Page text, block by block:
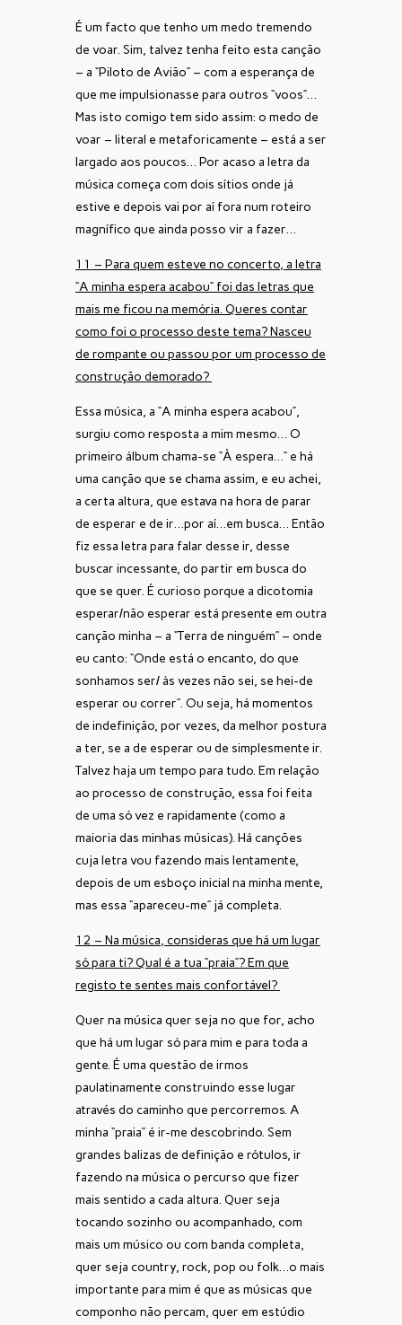
É um facto que tenho um medo tremendo
de voar. Sim, talvez tenha feito esta canção
– a “Piloto de Avião” – com a esperança de
que me impulsionasse para outros “voos”…
Mas isto comigo tem sido assim: o medo de
voar – literal e metaforicamente – está a ser
largado aos poucos… Por acaso a letra da
música começa com dois sítios onde já
estive e depois vai por aí fora num roteiro
magnífico que ainda posso vir a fazer…
11 – Para quem esteve no concerto, a letra
“A minha espera acabou” foi das letras que
mais me ficou na memória. Queres contar
como foi o processo deste tema? Nasceu
de rompante ou passou por um processo de
construção demorado?
Essa música, a “A minha espera acabou”,
surgiu como resposta a mim mesmo… O
primeiro álbum chama-se “À espera…” e há
uma canção que se chama assim, e eu achei,
a certa altura, que estava na hora de parar
de esperar e de ir…por aí…em busca… Então
fiz essa letra para falar desse ir, desse
buscar incessante, do partir em busca do
que se quer. É curioso porque a dicotomia
esperar/não esperar está presente em outra
canção minha – a “Terra de ninguém” – onde
eu canto: “Onde está o encanto, do que
sonhamos ser/ às vezes não sei, se hei-de
esperar ou correr”. Ou seja, há momentos
de indefinição, por vezes, da melhor postura
a ter, se a de esperar ou de simplesmente ir.
Talvez haja um tempo para tudo. Em relação
ao processo de construção, essa foi feita
de uma só vez e rapidamente (como a
maioria das minhas músicas). Há canções
cuja letra vou fazendo mais lentamente,
depois de um esboço inicial na minha mente,
mas essa “apareceu-me” já completa.
12 – Na música, consideras que há um lugar
só para ti? Qual é a tua “praia”? Em que
registo te sentes mais confortável?
Quer na música quer seja no que for, acho
que há um lugar só para mim e para toda a
gente. É uma questão de irmos
paulatinamente construindo esse lugar
através do caminho que percorremos. A
minha “praia” é ir-me descobrindo. Sem
grandes balizas de definição e rótulos, ir
fazendo na música o percurso que fizer
mais sentido a cada altura. Quer seja
tocando sozinho ou acompanhado, com
mais um músico ou com banda completa,
quer seja country, rock, pop ou folk…o mais
importante para mim é que as músicas que
componho não percam, quer em estúdio